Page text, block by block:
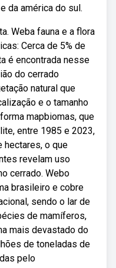
da américa do sul.
Weba fauna e a flora
Cerca de 5% de
é encontrada nesse
do cerrado
natural que
e o tamanho
mapbiomas, que
entre 1985 e 2023,
hectares, o que
revelam uso
cerrado. Webo
brasileiro e cobre
sendo o lar de
de mamíferos,
mais devastado do
de toneladas de
pelo